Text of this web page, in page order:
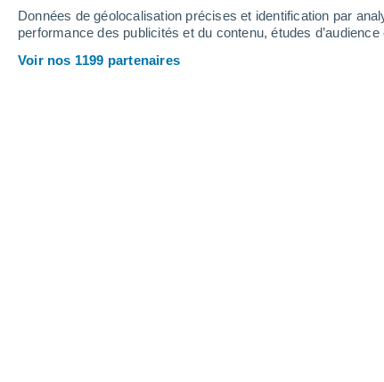
Données de géolocalisation précises et identification par
performance des publicités et du contenu, études
Voir nos 1199 partenaires